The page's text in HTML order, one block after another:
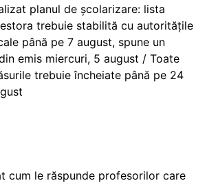
planul de școlarizare: lista
trebuie stabilită cu autoritățile
până pe 7 august, spune un
emis miercuri, 5 august / Toate
trebuie încheiate până pe 24
cum le răspunde profesorilor care